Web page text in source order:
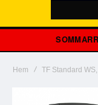
Hem TF Standard